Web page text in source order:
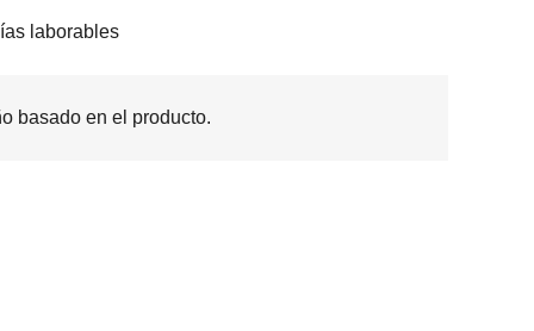
laborables
basado en el producto.